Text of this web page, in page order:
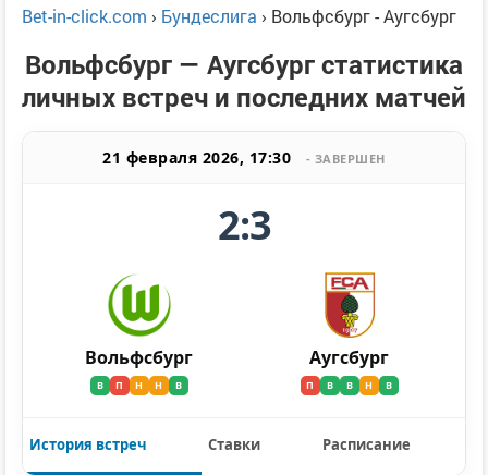
Bet-in-click.com › Бундеслига › Вольфсбург - Аугсбург
Вольфсбург — Аугсбург статистика
личных встреч и последних матчей
21 февраля 2026, 17:30 - ЗАВЕРШЕН
Вольфсбург
В П Н Н В
2:3
Аугсбург
П В В Н В
История встреч Ставки Расписание